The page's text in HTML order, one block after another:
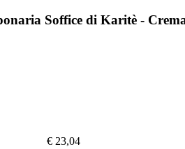
Soffice di Karitè -
€ 23,04